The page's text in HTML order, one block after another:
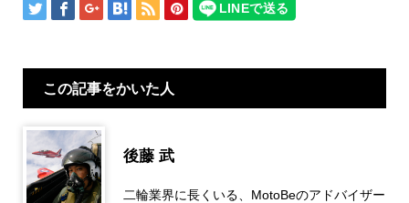
この記事をかいた人
後藤 武
二輪業界に長くいる、MotoBeのアドバイザー